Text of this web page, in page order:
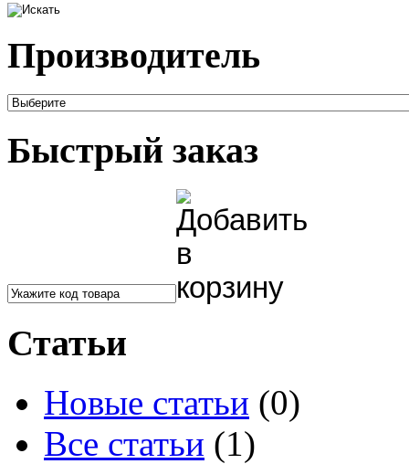
Производитель
Быстрый заказ
Статьи
Новые статьи (0)
Все статьи (1)